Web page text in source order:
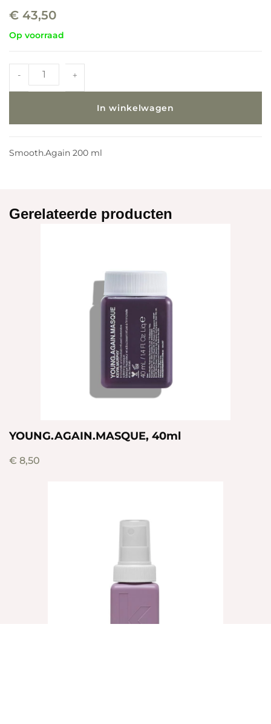
€ 43,50
Op voorraad
- +
In winkelwagen
Smooth.Again 200 ml
Gerelateerde producten
YOUNG.AGAIN.MASQUE, 40ml
€ 8,50